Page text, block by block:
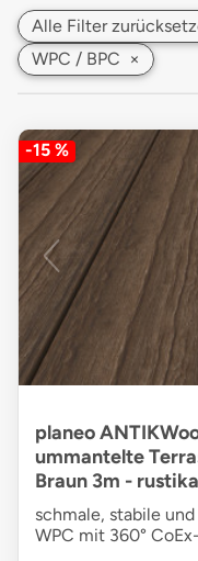
Alle Filter
WPC / BPC ×
-15 %
planeo
ummantelte
Braun 3m -
schmale, stabile
WPC mit 360°